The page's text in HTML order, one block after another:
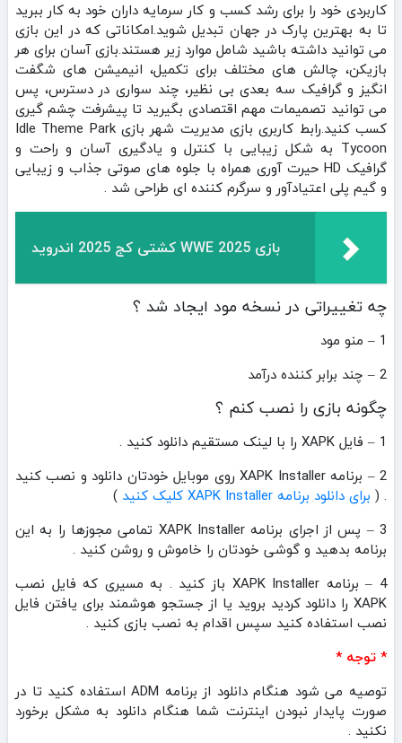
کاربردی خود را برای رشد کسب و کار سرمایه داران خود به کار ببرید
تا به بهترین پارک در جهان تبدیل شوید.امکاناتی که در این بازی
می توانید داشته باشید شامل موارد زیر هستند.بازی آسان برای هر
بازیکن، چالش های مختلف برای تکمیل، انیمیشن های شگفت
انگیز و گرافیک سه بعدی بی نظیر، چند سواری در دسترس، پس
می توانید تصمیمات مهم اقتصادی بگیرید تا پیشرفت چشم گیری
کسب کنید.رابط کاربری بازی مدیریت شهر بازی Idle Theme Park
Tycoon به شکل زیبایی با کنترل و یادگیری آسان و راحت و
گرافیک HD حیرت آوری همراه با جلوه های صوتی جذاب و زیبایی
و گیم پلی اعتیادآور و سرگرم کننده ای طراحی شد .
بازی WWE 2025 کشتی کج 2025 اندروید
چه تغییراتی در نسخه مود ایجاد شد ؟
1 – منو مود
2 – چند برابر کننده درآمد
چگونه بازی را نصب کنم ؟
1 – فایل XAPK را با لینک مستقیم دانلود کنید .
2 – برنامه XAPK Installer روی موبایل خودتان دانلود و نصب کنید
. ( برای دانلود برنامه XAPK Installer کلیک کنید
)
3 – پس از اجرای برنامه XAPK Installer تمامی مجوزها را به این
برنامه بدهید و گوشی خودتان را خاموش و روشن کنید .
4 – برنامه XAPK Installer باز کنید . به مسیری که فایل نصب
XAPK را دانلود کردید بروید یا از جستجو هوشمند برای یافتن فایل
نصب استفاده کنید سپس اقدام به نصب بازی کنید .
* توجه *
توصیه می شود هنگام دانلود از برنامه ADM استفاده کنید تا در
صورت پایدار نبودن اینترنت شما هنگام دانلود به مشکل برخورد
نکنید .